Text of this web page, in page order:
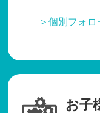
＞個別フォ
お子